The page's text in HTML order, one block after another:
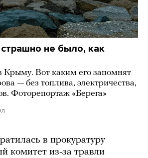
не было, как
Крыму. Вот каким его запомнят
— без топлива, электричества,
Фоторепортаж «Берега»
в прокуратуру
комитет из-за травли